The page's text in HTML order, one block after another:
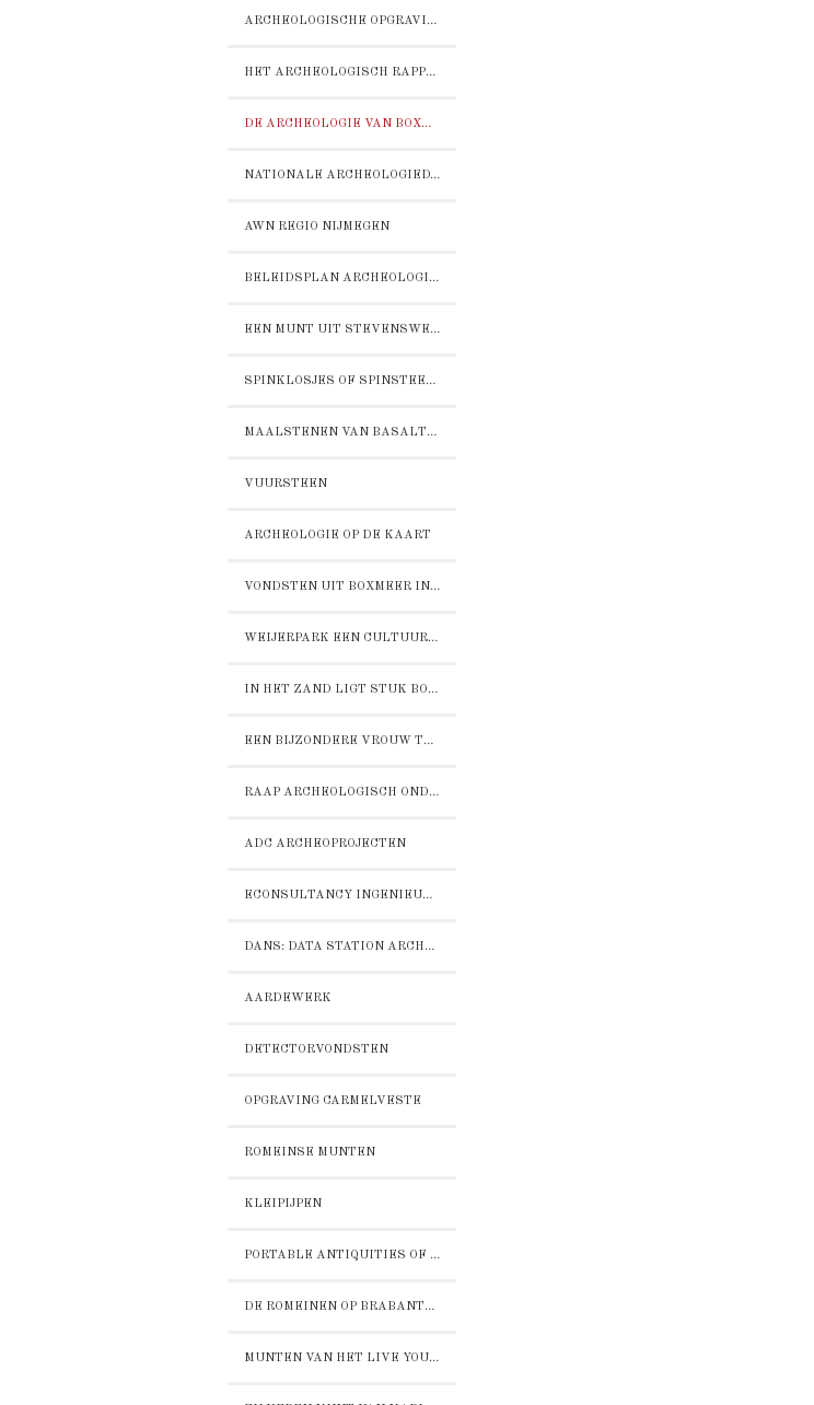
ARCHEOLOGISCHE OPGRAVING DOOR NEPOMUK
HET ARCHEOLOGISCH RAPPORT STERCKWIJCK
DE ARCHEOLOGIE VAN BOXMEER-STERCKWIJCK:
NATIONALE ARCHEOLOGIEDAGEN 2016
AWN REGIO NIJMEGEN
BELEIDSPLAN ARCHEOLOGIE GEMEENTE BOXMEER
EEN MUNT UIT STEVENSWEERT
SPINKLOSJES OF SPINSTEENTJES
MAALSTENEN VAN BASALTLAVA
VUURSTEEN
ARCHEOLOGIE OP DE KAART
VONDSTEN UIT BOXMEER IN HET RIJKSMUSEUM VOOR OUDHEDN IN LEIDEN
WEIJERPARK EEN CULTUURHISTORISCHE VERKENNING
IN HET ZAND LIGT STUK BOXMEERS VERLEDEN
EEN BIJZONDERE VROUW TE BOXMEER
RAAP ARCHEOLOGISCH ONDERZOEK
ADC ARCHEOPROJECTEN
ECONSULTANCY INGENIEURSBUREAU
DANS: DATA STATION ARCHAEOLOGY
AARDEWERK
DETECTORVONDSTEN
OPGRAVING CARMELVESTE
ROMEINSE MUNTEN
KLEIPIJPEN
PORTABLE ANTIQUITIES OF THE NETHERLANDS - PAN
DE ROMEINEN OP BRABANTS ERFGOED
MUNTEN VAN HET LIVE YOUR LOFT TERREIN IN BOXMEER